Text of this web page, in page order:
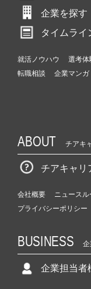
企業を探す
タイムライ
就活ノウハウ 選考体
転職相談
企業マンガ
ABOUT チアキ
チアキャリ
会社概要 ニュースル
プライバシーポリシー
BUSINESS 企
企業担当者